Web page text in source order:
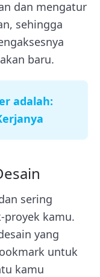
dan mengatur
sehingga
baru.
adalah:
sering
proyek kamu.
yang
untuk
kamu